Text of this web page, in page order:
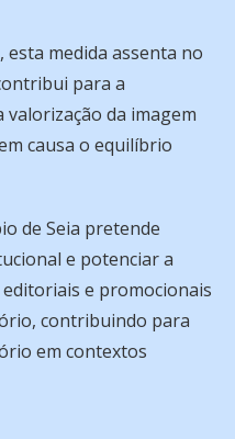
esta medida assenta no
para a
da imagem
causa o equilíbrio
de Seia pretende
e potenciar a
e promocionais
contribuindo para
em contextos